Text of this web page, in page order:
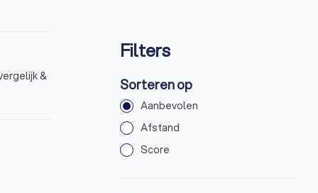
&
Filters
Sorteren op
Aanbevolen
Afstand
Score